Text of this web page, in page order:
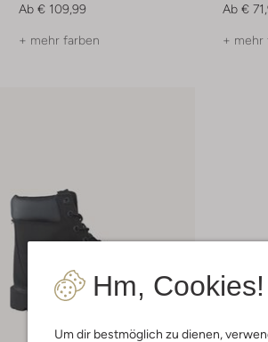
Hm, Cookies!
Um dir bestmöglich zu dienen,
Ab € 109,99
+ mehr farben
Ab €
+ mehr